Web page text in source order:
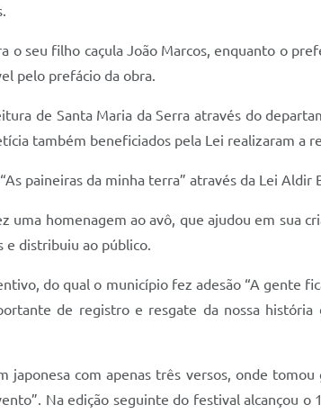
o seu filho caçula João Marcos, enquanto o
pelo prefácio da obra.
de Santa Maria da Serra através do
também beneficiados pela Lei realizaram a
paineiras da minha terra” através da Lei Aldir
uma homenagem ao avô, que ajudou em sua
e distribuiu ao público.
do qual o município fez adesão “A gente
de registro e resgate da nossa história
japonesa com apenas três versos, onde tomou
Na edição seguinte do festival alcançou o